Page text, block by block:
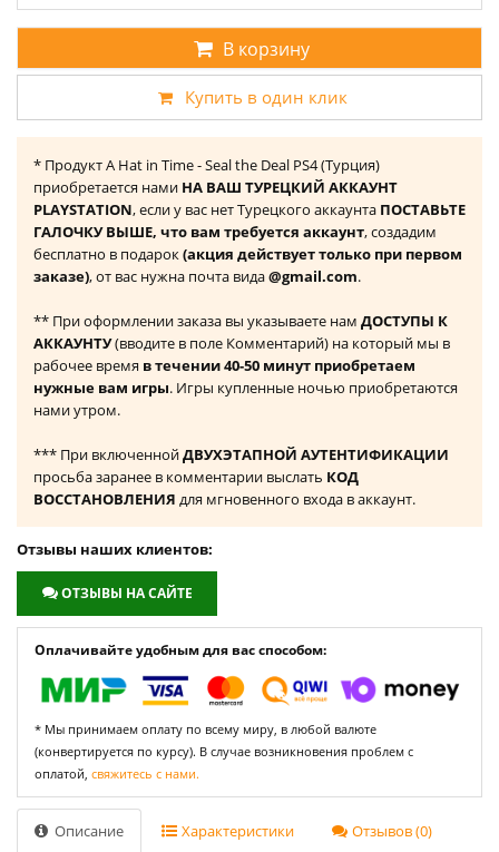
В корзину
Купить в один клик
* Продукт A Hat in Time - Seal the Deal PS4 (Турция)
приобретается нами НА ВАШ ТУРЕЦКИЙ АККАУНТ
PLAYSTATION, если у вас нет Турецкого аккаунта ПОСТАВЬТЕ
ГАЛОЧКУ ВЫШЕ, что вам требуется аккаунт, создадим
бесплатно в подарок(акция действует только при первом
заказе), от вас нужна почта вида@gmail.com.
** При оформлении заказа вы указываете нам ДОСТУПЫ К
АККАУНТУ(вводите в поле Комментарий) на который мы в
рабочее время в течении 40-50 минут приобретаем
нужные вам игры. Игры купленные ночью приобретаются
нами утром.
*** При включеннойДВУХЭТАПНОЙ АУТЕНТИФИКАЦИИ
просьба заранее в комментарии выслать КОД
ВОССТАНОВЛЕНИЯ для мгновенного входа в аккаунт.
Отзывы наших клиентов:
ОТЗЫВЫ НА САЙТЕ
Оплачивайте удобным для вас способом:
* Мы принимаем оплату по всему миру, в любой валюте
(конвертируется по курсу). В случае возникновения проблем с
оплатой, свяжитесь с нами.
Описание Характеристики Отзывов (0)